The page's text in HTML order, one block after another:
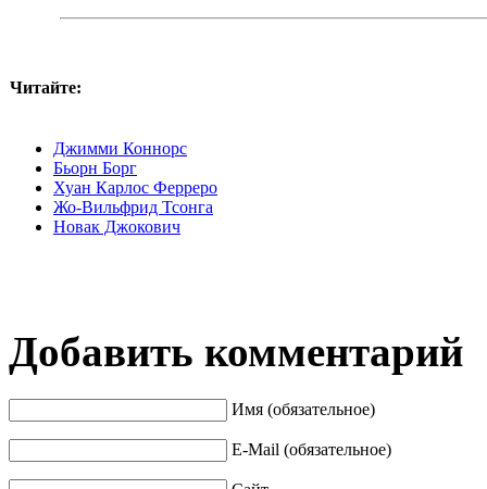
Читайте:
Джимми Коннорс
Бьорн Борг
Хуан Карлос Ферреро
Жо-Вильфрид Тсонга
Новак Джокович
Добавить комментарий
Имя (обязательное)
E-Mail (обязательное)